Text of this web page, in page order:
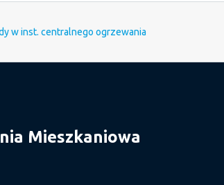
w inst. centralnego ogrzewania
Mieszkaniowa